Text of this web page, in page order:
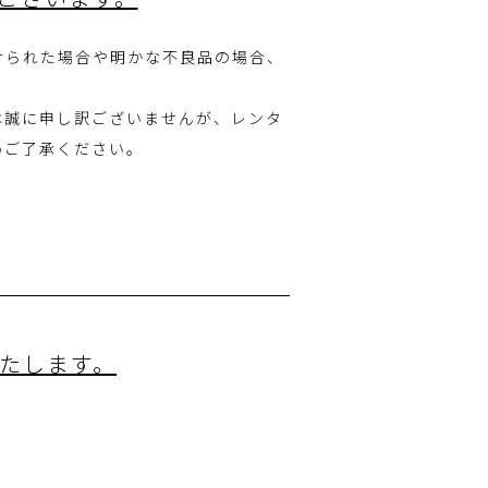
れた場合や明かな不良品の場合、
に申し訳ございませんが、レンタ
了承ください。
ます。